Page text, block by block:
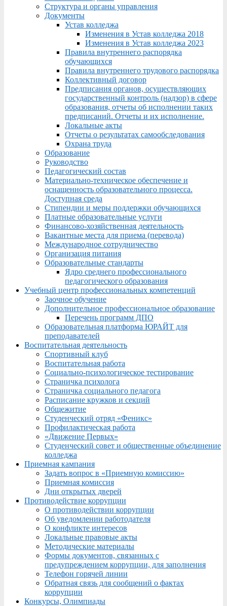
Структура и органы управления
Документы
Устав колледжа
Изменения в Устав колледжа 2018
Изменения в Устав колледжа 2023
Правила внутреннего распорядка
обучающихся
Правила внутреннего трудового распорядка
Коллективный договор
Предписания органов, осуществляющих
государственный контроль (надзор) в сфере
образования, отчеты об исполнении таких
предписаний. Отчеты и их исполнение.
Локальные акты
Отчеты о результатах самообследования
Охрана труда
Образование
Руководство
Педагогический состав
Материально-техническое обеспечение и
оснащенность образовательного процесса.
Доступная среда
Стипендии и меры поддержки обучающихся
Платные образовательные услуги
Финансово-хозяйственная деятельность
Вакантные места для приема (перевода)
Международное сотрудничество
Организация питания
Образовательные стандарты
Ядро среднего профессионального
педагогического образования
Учебный центр профессиональных компетенций
Заочное обучение
Дополнительное профессиональное образование
Перечень программ ДПО
Образовательная платформа ЮРАЙТ для
преподавателей
Воспитательная деятельность
Спортивный клуб
Воспитательная работа
Социально-психологическое тестирование
Страничка психолога
Страничка социального педагога
Расписание кружков и секций
Общежитие
Студенческий отряд «Феникс»
Профилактическая работа
«Движение Первых»
Студенческий совет и общественные объединение
колледжа
Приемная кампания
Задать вопрос в «Приемную комиссию»
Приемная комиссия
Дни открытых дверей
Противодействие коррупции
О противодействии коррупции
Об уведомлении работодателя
О конфликте интересов
Локальные правовые акты
Методические материалы
Формы документов, связанных с
предупреждением коррупции, для заполнения
Телефон горячей линии
Обратная связь для сообщений о фактах
коррупции
Конкурсы, Олимпиады